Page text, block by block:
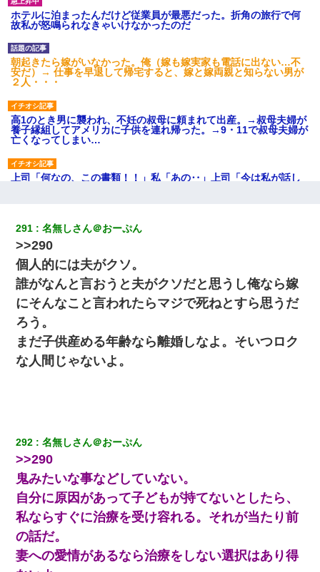
ホテルに泊まったんだけど従業員が最悪だった。折角の旅行で何
故私が怒鳴られなきゃいけなかったのだ
朝起きたら嫁がいなかった。俺（嫁も嫁実家も電話に出ない…不
安だ）→ 仕事を早退して帰宅すると、嫁と嫁両親と知らない男が
２人・・・
高1のとき男に襲われ、不妊の叔母に頼まれて出産。→叔母夫婦が
養子縁組してアメリカに子供を連れ帰った。→9・11で叔母夫婦が
亡くなってしまい…
上司「何なの、この書類！！」私「あの‥」上司「今は私が話し
【衝撃】嫁父の会社に勤続１０年、手取り１４万 → 俺「２２万も
らえる会社から誘われた。転職したい」義父「クビ！（激怒」嫁
近所のお寺に住み込みで手伝いしてる知的障害のオッサンがい
た。ある日、オッサンが火かき棒を持って顔を真っ赤にしながら
走り回っていて…
彼女(37)の情欲がえげつない件ｗｗｗｗｗｗｗ
アパートのドアに『ハンザイ者！この人はさいあくの人です』と
張り紙が！大家「面倒はごめんだよ」私「はあ」→警察に行き、
見回りで犯人が捕まったが、それが…｜生活｜ヌルポあんてな
中途採用のAが部長から呼び出された。Aはヘラヘラと部屋に入っ
ていき、1時間後に号泣しながら出てきて…
【衝撃】ヤンキー女に「サせて」って言った結果
291 名無しさん＠おーぷん
>>290
個人的には夫がクソ。
誰がなんと言おうと夫がクソだと思うし俺なら嫁
にそんなこと言われたらマジで死ねとすら思うだ
ろう。
まだ子供産める年齢なら離婚しなよ。そいつロク
な人間じゃないよ。
292 名無しさん＠おーぷん
>>290
鬼みたいな事などしていない。
自分に原因があって子どもが持てないとしたら、
私ならすぐに治療を受け容れる。それが当たり前
の話だ。
妻への愛情があるなら治療をしない選択はあり得